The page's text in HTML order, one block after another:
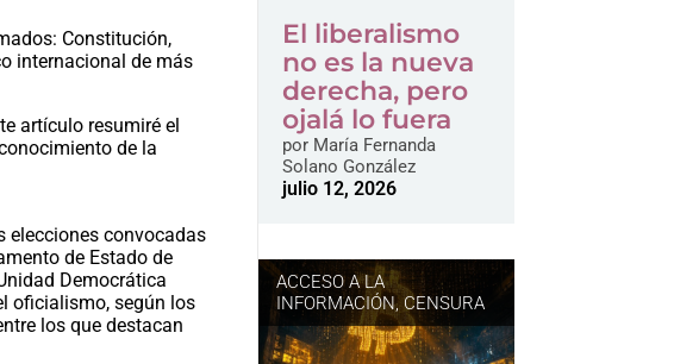
Constitución,
internacional de más
artículo resumiré el
de la
elecciones convocadas
de Estado de
Democrática
oficialismo, según los
los que destacan
El liberalismo
no es la nueva
derecha, pero
ojalá lo fuera
porMaría Fernanda
Solano González
julio 12, 2026
ACCESO A LA
INFORMACIÓN, CENSURA